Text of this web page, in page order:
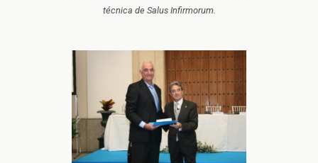
técnica de Salus Infirmorum.